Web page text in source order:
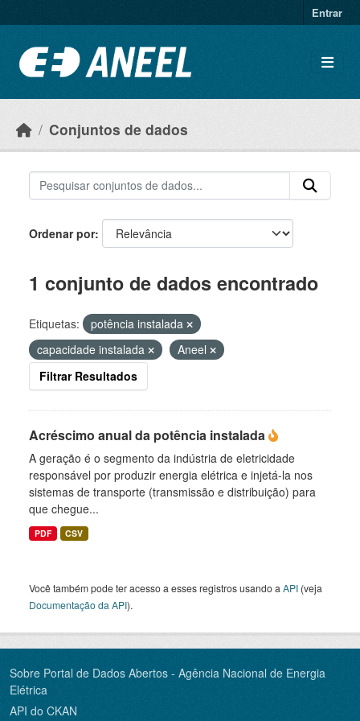
Entrar
Conjuntos de dados
Ordenar por
1 conjunto de dados encontrado
Etiquetas:
potência instalada
capacidade instalada
Aneel
Filtrar Resultados
Acréscimo anual da potência instalada
A geração é o segmento da indústria de eletricidade
responsável por produzir energia elétrica e injetá-la nos
sistemas de transporte (transmissão e distribuição) para
que chegue...
PDF CSV
Você também pode ter acesso a esses registros usando a API (veja
Documentação da API).
Sobre Portal de Dados Abertos - Agência Nacional de Energia
Elétrica
API do CKAN